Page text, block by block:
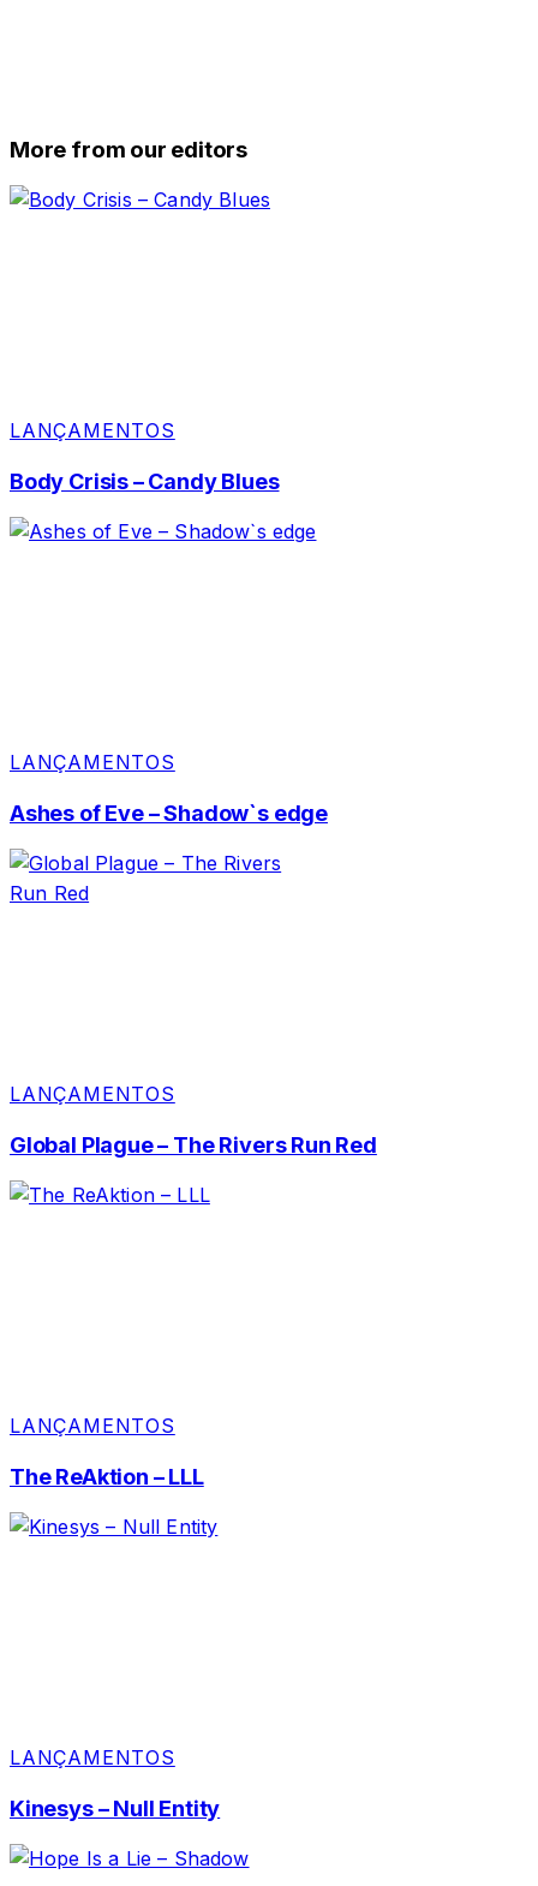
More from our editors
LANÇAMENTOS
Body Crisis – Candy Blues
LANÇAMENTOS
Ashes of Eve – Shadow`s edge
LANÇAMENTOS
Global Plague – The Rivers Run Red
LANÇAMENTOS
The ReAktion – LLL
LANÇAMENTOS
Kinesys – Null Entity